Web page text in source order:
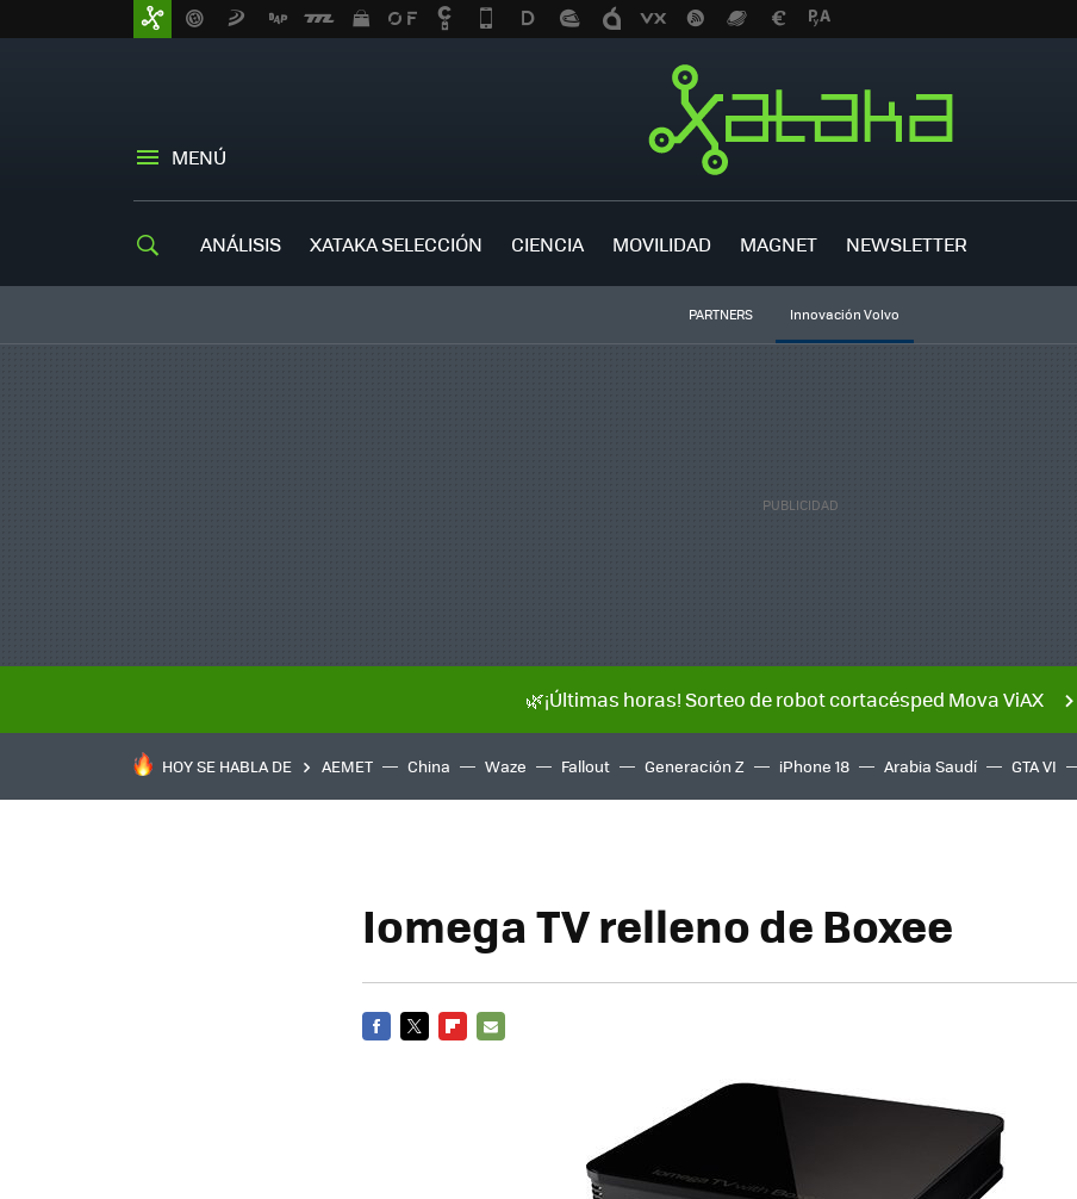
MENÚ
ANÁLISIS XATAKA SELECCIÓN CIENCIA MOVILIDAD MAGNET NEWSLETTER
PARTNERS Innovación Volvo
🌿¡Últimas horas! Sorteo de robot cortacésped Mova ViAX
HOY SE HABLA DE AEMET China Waze Fallout Generación Z iPhone 18 Arabia Saudí GTA VI
Iomega TV relleno de Boxee